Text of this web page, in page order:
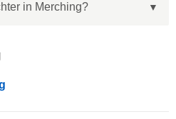
in Merching?